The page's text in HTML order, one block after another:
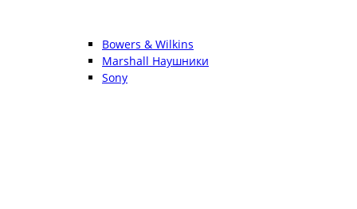
Bowers & Wilkins
Marshall Наушники
Sony